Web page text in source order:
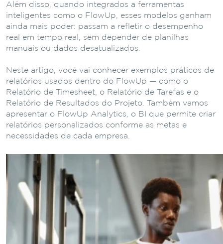
Além disso, quando integrados a ferramentas
inteligentes como o FlowUp, esses modelos ganham
ainda mais poder: passam a refletir o desempenho
real em tempo real, sem depender de planilhas
manuais ou dados desatualizados.
Neste artigo, você vai conhecer exemplos práticos de
relatórios usados dentro do FlowUp — como o
Relatório de Timesheet, o Relatório de Tarefas e o
Relatório de Resultados do Projeto. Também vamos
apresentar o FlowUp Analytics, o BI que permite criar
relatórios personalizados conforme as metas e
necessidades de cada empresa.